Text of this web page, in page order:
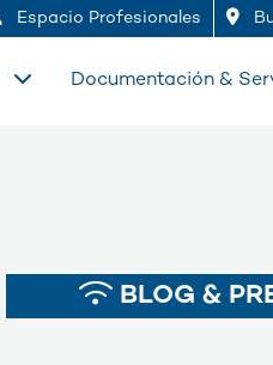
Espacio Profesionales
Documentación &
BLOG &